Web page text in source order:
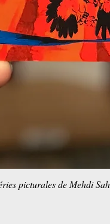
picturales de Mehdi